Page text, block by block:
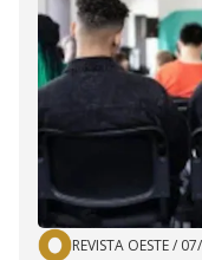
REVISTA OESTE/